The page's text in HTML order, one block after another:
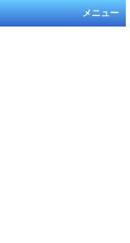
メニュー